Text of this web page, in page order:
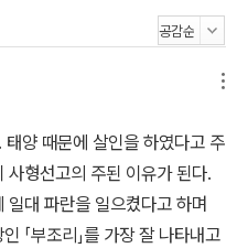
양 때문에 살인을 하였다고 주
형선고의 주된 이유가 된다.
대 파란을 일으켰다고 하며
「부조리」를 가장 잘 나타내고